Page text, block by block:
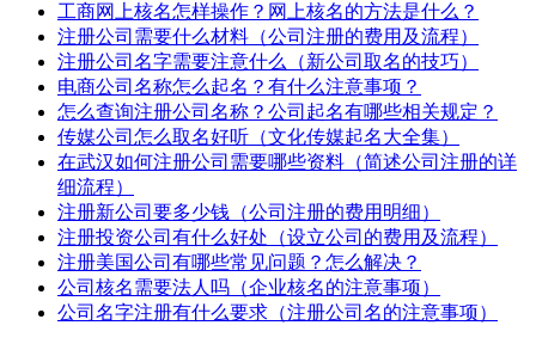
工商网上核名怎样操作？网上核名的方法是什么？
注册公司需要什么材料（公司注册的费用及流程）
注册公司名字需要注意什么（新公司取名的技巧）
电商公司名称怎么起名？有什么注意事项？
怎么查询注册公司名称？公司起名有哪些相关规定？
传媒公司怎么取名好听（文化传媒起名大全集）
在武汉如何注册公司需要哪些资料（简述公司注册的详
细流程）
注册新公司要多少钱（公司注册的费用明细）
注册投资公司有什么好处（设立公司的费用及流程）
注册美国公司有哪些常见问题？怎么解决？
公司核名需要法人吗（企业核名的注意事项）
公司名字注册有什么要求（注册公司名的注意事项）